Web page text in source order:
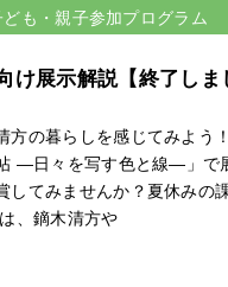
ども・親子参加プログラム
け展示解説【終了しま
方の暮らしを感じてみよう
—日々を写す色と線—」で
してみませんか？夏休みの
、鏑木清方や